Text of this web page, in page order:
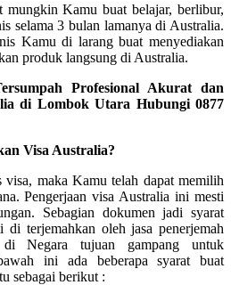
mungkin Kamu buat belajar, berlibur,
selama 3 bulan lamanya di Australia.
Kamu di larang buat menyediakan
produk langsung di Australia.
Profesional Akurat dan
di Lombok Utara Hubungi 0877
Visa Australia?
maka Kamu telah dapat memilih
Pengerjaan visa Australia ini mesti
Sebagian dokumen jadi syarat
di terjemahkan oleh jasa penerjemah
Negara tujuan gampang untuk
ini ada beberapa syarat buat
sebagai berikut :